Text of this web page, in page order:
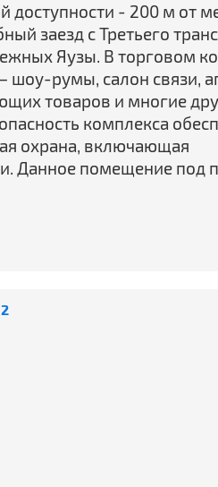
доступности - 200 м от
заезд с Третьего
Яузы. В торговом
шоу-румы, салон связи,
товаров и многие
комплекса
охрана, включающая
Данное помещение под
2